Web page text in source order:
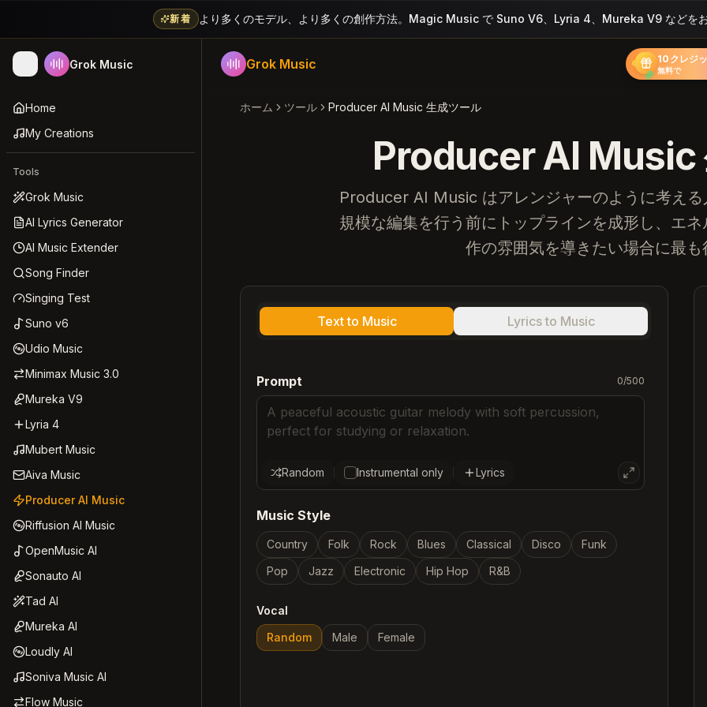
新着 より多くのモデル、より多くの創作方法。Magic Music で Suno V6、Lyria 4、Mureka V9 などをお
Grok Music
Home
My Creations
Tools
Grok Music
AI Lyrics Generator
AI Music Extender
Song Finder
Singing Test
Suno v6
Udio Music
Minimax Music 3.0
Mureka V9
Lyria 4
Mubert Music
Aiva Music
Producer AI Music
Riffusion AI Music
OpenMusic AI
Sonauto AI
Tad AI
Mureka AI
Loudly AI
Soniva Music AI
Flow Music
Grok Music 10クレジ
無料で
ホーム ツール Producer AI Music 生成ツール
Producer AI Music
Producer AI Music はアレンジャーのように考え
規模な編集を行う前にトップラインを成形し、エ
作の雰囲気を導きたい場合に最も
Text to Music Lyrics to Music
Prompt 0/500
Random Instrumental only Lyrics
Music Style
Country Folk Rock Blues Classical Disco
Funk
Pop
Jazz Electronic Hip Hop R&B
Vocal
Random
Male Female